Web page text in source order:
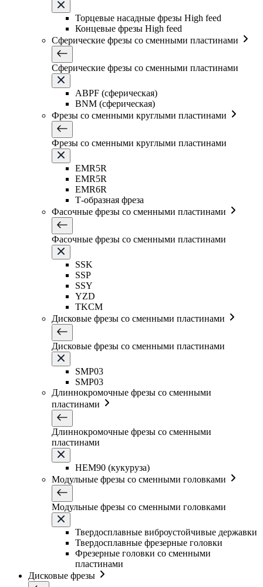
Торцевые насадные фрезы High feed
Концевые фрезы High feed
Сферические фрезы со сменными пластинами
Сферические фрезы со сменными пластинами
ABPF (сферическая)
BNM (сферическая)
Фрезы со сменными круглыми пластинами
Фрезы со сменными круглыми пластинами
EMR5R
EMR5R
EMR6R
Т-образная фреза
Фасочные фрезы со сменными пластинами
Фасочные фрезы со сменными пластинами
SSK
SSP
SSY
YZD
TKCM
Дисковые фрезы со сменными пластинами
Дисковые фрезы со сменными пластинами
SMP03
SMP03
Длиннокромочные фрезы со сменными
пластинами
Длиннокромочные фрезы со сменными
пластинами
HEM90 (кукуруза)
Модульные фрезы со сменными головками
Модульные фрезы со сменными головками
Твердосплавные виброустойчивые державки
Твердосплавные фрезерные головки
Фрезерные головки со сменными
пластинами
Дисковые фрезы